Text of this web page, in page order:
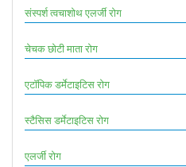
संस्पर्श त्वचाशोथ एलर्जी रोग
चेचक छोटी माता रोग
एटॉपिक डर्मेटाइटिस रोग
स्टैसिस डर्मेटाइटिस रोग
एलर्जी रोग